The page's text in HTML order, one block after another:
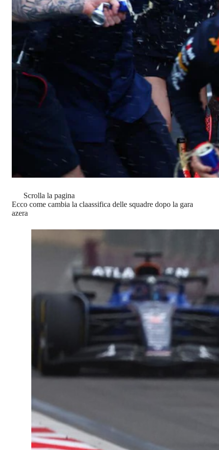
Scrolla la pagina
Ecco come cambia la claassifica delle squadre dopo la gara
azera